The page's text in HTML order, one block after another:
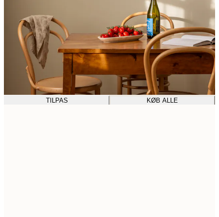
TILPAS KØB ALLE